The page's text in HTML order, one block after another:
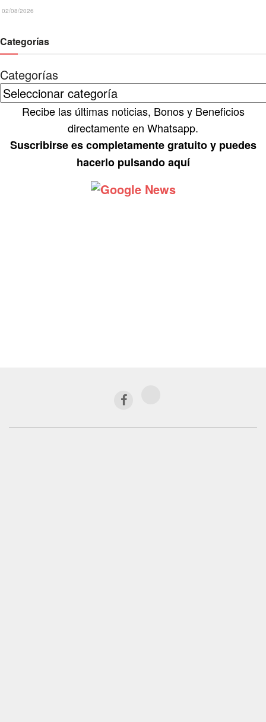
02/08/2026
Categorías
Categorías
Recibe las últimas noticias, Bonos y Beneficios
directamente en Whatsapp.
Suscribirse es completamente gratuito y puedes
hacerlo pulsando aquí